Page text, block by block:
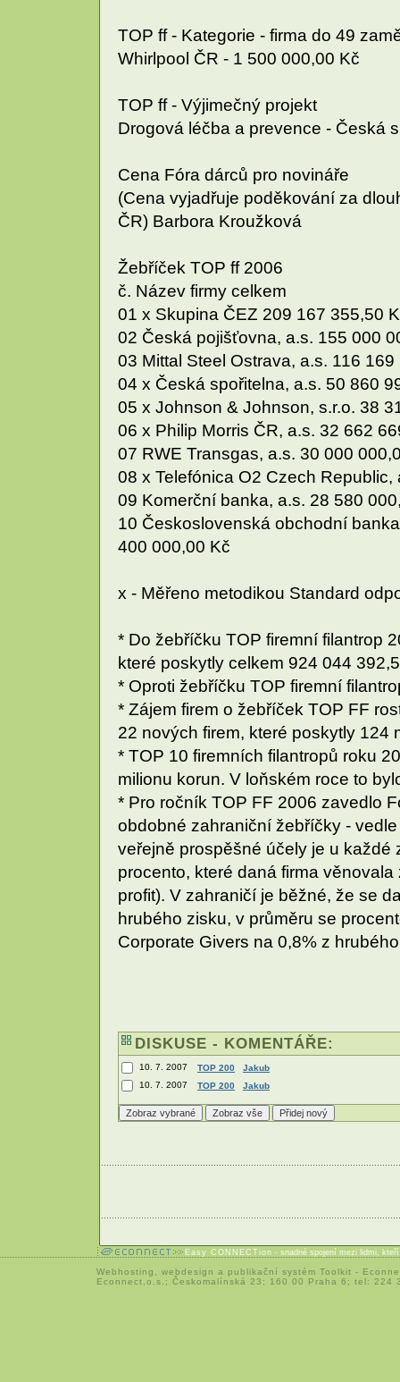
TOP ff - Kategorie - firma do 49
Whirlpool ČR - 1 500 000,00 Kč
TOP ff - Výjimečný projekt
Drogová léčba a prevence - Česká
Cena Fóra dárců pro novináře
(Cena vyjadřuje poděkování za
ČR) Barbora Kroužková
Žebříček TOP ff 2006
č. Název firmy celkem
01 x Skupina ČEZ 209 167 355,50
02 Česká pojišťovna, a.s. 155 000
03 Mittal Steel Ostrava, a.s. 116
04 x Česká spořitelna, a.s. 50 860
05 x Johnson & Johnson, s.r.o. 38
06 x Philip Morris ČR, a.s. 32 662
07 RWE Transgas, a.s. 30 000
08 x Telefónica O2 Czech
09 Komerční banka, a.s. 28 580
10 Československá obchodní
400 000,00 Kč
x - Měřeno metodikou Standard
* Do žebříčku TOP firemní filantrop
které poskytly celkem 924 044
* Oproti žebříčku TOP firemní
* Zájem firem o žebříček TOP FF
22 nových firem, které poskytly 124
* TOP 10 firemních filantropů roku
milionu korun. V loňském roce to
* Pro ročník TOP FF 2006 zavedlo
obdobné zahraniční žebříčky -
veřejně prospěšné účely je u každé
procento, které daná firma
profit). V zahraničí je běžné, že se
hrubého zisku, v průměru se
Corporate Givers na 0,8% z
DISKUSE - KOMENTÁŘE:
10. 7. 2007 TOP 200
Jakub
10. 7. 2007
TOP 200 Jakub
Easy CONNECTion - snadné spojení mezi lidmi,
Webhosting webdesign a publikační systém Toolkit -
Econnect,o.s.; Českomalínská 23; 160 00 Praha 6; tel: 224